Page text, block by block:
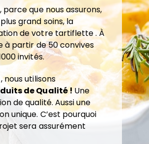
parce que nous assurons,
grand soins, la
de votre tartiflette . À
à partir de 50 convives
invités.
nous utilisons
de Qualité !Une
de qualité. Aussi une
unique. C’est pourquoi
sera assurément